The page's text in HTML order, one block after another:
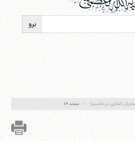
(در گفتگوی دو دانشجو) صفحه ۶۴